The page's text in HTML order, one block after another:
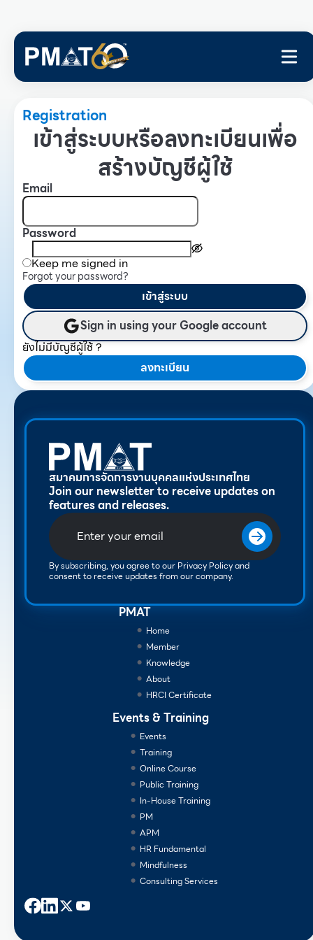
Registration
เข้าสู่ระบบหรือลงทะเบียนเพื่อ
สร้างบัญชีผู้ใช้
Email
Password
Keep me signed in
Forgot your password?
เข้าสู่ระบบ
Sign in using your Google account
ยังไม่มีบัญชีผู้ใช้ ?
ลงทะเบียน
สมาคมการจัดการงานบุคคลแห่งประเทศไทย
Join our newsletter to receive updates on
features and releases.
By subscribing, you agree to our Privacy Policy and
consent to receive updates from our company.
PMAT
Home
Member
Knowledge
About
HRCI Certificate
Events & Training
Events
Training
Online Course
Public Training
In-House Training
PM
APM
HR Fundamental
Mindfulness
Consulting Services